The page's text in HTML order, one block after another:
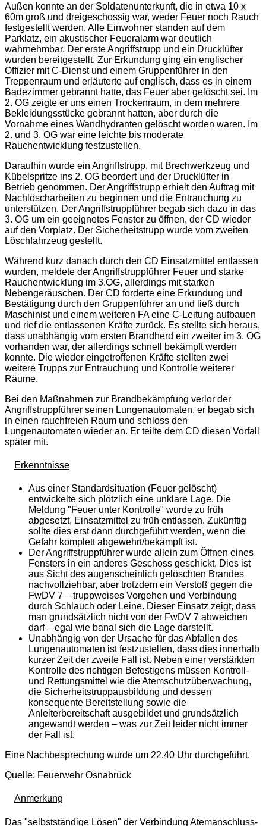
Außen konnte an der Soldatenunterkunft, die in etwa 10 x
60m groß und dreigeschossig war, weder Feuer noch Rauch
festgestellt werden. Alle Einwohner standen auf dem
Parklatz, ein akustischer Feueralarm war deutlich
wahrnehmbar. Der erste Angriffstrupp und ein Drucklüfter
wurden bereitgestellt. Zur Erkundung ging ein englischer
Offizier mit C-Dienst und einem Gruppenführer in den
Treppenraum und erläuterte auf englisch, dass es in einem
Badezimmer gebrannt hatte, das Feuer aber gelöscht sei. Im
2. OG zeigte er uns einen Trockenraum, in dem mehrere
Bekleidungsstücke gebrannt hatten, aber durch die
Vornahme eines Wandhydranten gelöscht worden waren. Im
2. und 3. OG war eine leichte bis moderate
Rauchentwicklung festzustellen.
Daraufhin wurde ein Angriffstrupp, mit Brechwerkzeug und
Kübelspritze ins 2. OG beordert und der Drucklüfter in
Betrieb genommen. Der Angriffstrupp erhielt den Auftrag mit
Nachlöscharbeiten zu beginnen und die Entrauchung zu
unterstützen. Der Angriffstruppführer begab sich dazu in das
3. OG um ein geeignetes Fenster zu öffnen, der CD wieder
auf den Vorplatz. Der Sicherheitstrupp wurde vom zweiten
Löschfahrzeug gestellt.
Während kurz danach durch den CD Einsatzmittel entlassen
wurden, meldete der Angriffstruppführer Feuer und starke
Rauchentwicklung im 3.OG, allerdings mit starken
Nebengeräuschen. Der CD forderte eine Erkundung und
Bestätigung durch den Gruppenführer an und ließ durch
Maschinist und einem weiteren FA eine C-Leitung aufbauen
und rief die entlassenen Kräfte zurück. Es stellte sich heraus,
dass unabhängig vom ersten Brandherd ein zweiter im 3. OG
vorhanden war, der allerdings schnell bekämpft werden
konnte. Die wieder eingetroffenen Kräfte stellten zwei
weitere Trupps zur Entrauchung und Kontrolle weiterer
Räume.
Bei den Maßnahmen zur Brandbekämpfung verlor der
Angriffstruppführer seinen Lungenautomaten, er begab sich
in einen rauchfreien Raum und schloss den
Lungenautomaten wieder an. Er teilte dem CD diesen Vorfall
später mit.
Erkenntnisse
Aus einer Standardsituation (Feuer gelöscht)
entwickelte sich plötzlich eine unklare Lage. Die
Meldung "Feuer unter Kontrolle" wurde zu früh
abgesetzt, Einsatzmittel zu früh entlassen. Zukünftig
sollte dies erst dann durchgeführt werden, wenn die
Gefahr komplett abgewehrt/bekämpft ist.
Der Angriffstruppführer wurde allein zum Öffnen eines
Fensters in ein anderes Geschoss geschickt. Dies ist
aus Sicht des augenscheinlich gelöschten Brandes
nachvollziehbar, aber trotzdem ein Verstoß gegen die
FwDV 7 – truppweises Vorgehen und Verbindung
durch Schlauch oder Leine. Dieser Einsatz zeigt, dass
man grundsätzlich nicht von der FwDV 7 abweichen
darf – egal wie banal sich die Lage darstellt.
Unabhängig von der Ursache für das Abfallen des
Lungenautomaten ist festzustellen, dass dies innerhalb
kurzer Zeit der zweite Fall ist. Neben einer verstärkten
Kontrolle des richtigen Befestigens müssen Kontroll-
und Rettungsmittel wie die Atemschutzüberwachung,
die Sicherheitstruppausbildung und dessen
konsequente Bereitstellung sowie die
Anleiterbereitschaft ausgebildet und grundsätzlich
angewandt werden – was zur Zeit leider nicht immer
der Fall ist.
Eine Nachbesprechung wurde um 22.40 Uhr durchgeführt.
Quelle: Feuerwehr Osnabrück
Anmerkung
Das "selbstständige Lösen" der Verbindung Atemanschluss-